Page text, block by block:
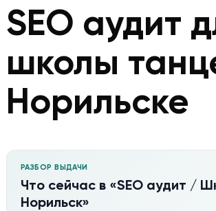
SEO аудит
школы
Норильске
РАЗБОР ВЫДАЧИ
Что сейчас в «SEO аудит /
Норильск»